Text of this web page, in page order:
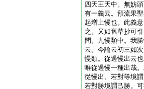
四天王天中。無妨
有一義云。預流果
起増上慢也。此義
之。又如舊草抄可
問。九慢類中。我
云。今論云初三如
慢類。從過慢出云也
唯從過慢一種出哉
從慢出。若對等境
若對勝境謂己勝。